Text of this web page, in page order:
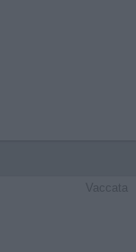
Vaccata